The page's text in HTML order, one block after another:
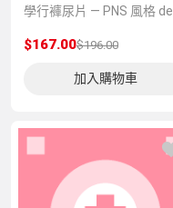
$167.00$196.00
加入購物車